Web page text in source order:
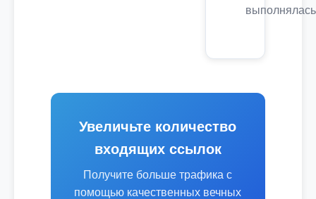
выполнялась
Увеличьте количество
входящих ссылок
Получите больше трафика с
помощью качественных вечных